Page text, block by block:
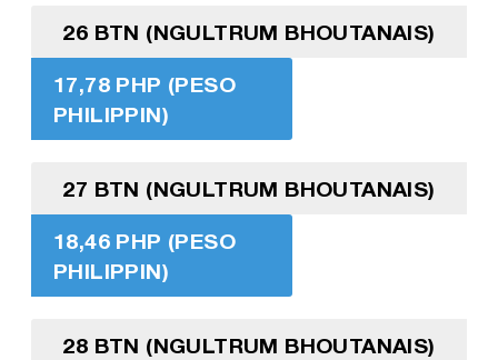
26 BTN (NGULTRUM BHOUTANAIS)
17,78 PHP (PESO
PHILIPPIN)
27 BTN (NGULTRUM BHOUTANAIS)
18,46 PHP (PESO
PHILIPPIN)
28 BTN (NGULTRUM BHOUTANAIS)